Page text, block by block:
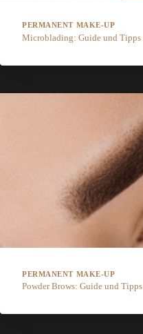
PERMANENT MAKE-UP
Microblading: Guide und Tipps
PERMANENT MAKE-UP
Powder Brows: Guide und Tipps